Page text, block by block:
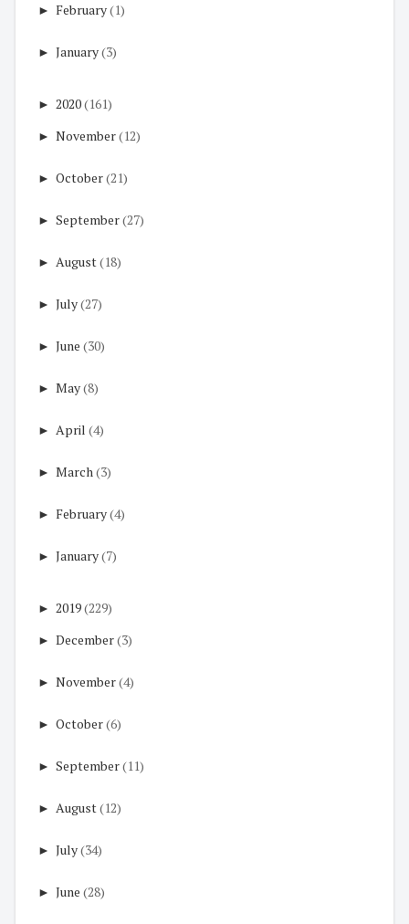
► February(1)
► January(3)
► 2020(161)
► November(12)
► October(21)
► September(27)
► August(18)
► July(27)
► June (30)
► May(8)
► April (4)
► March(3)
► February(4)
► January(7)
► 2019(229)
► December(3)
► November(4)
► October(6)
► September(11)
► August(12)
► July(34)
► June (28)